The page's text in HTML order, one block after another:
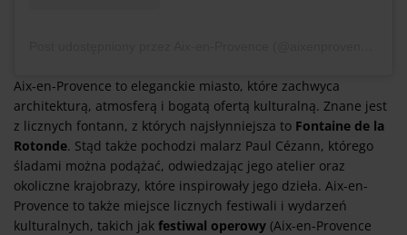
Aix-en-Provence to eleganckie miasto, które zachwyca
architekturą, atmosferą i bogatą ofertą kulturalną. Znane jest
z licznych fontann, z których najsłynniejsza to Fontaine de la
Rotonde. Stąd także pochodzi malarz Paul Cézann, którego
śladami można podążać, odwiedzając jego atelier oraz
okoliczne krajobrazy, które inspirowały jego dzieła. Aix-en-
Provence to także miejsce licznych festiwali i wydarzeń
kulturalnych, takich jak festiwal operowy (Aix-en-Provence